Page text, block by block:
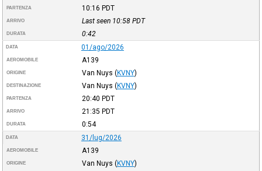
PARTENZA 10:16 PDT
ARRIVO Last seen 10:58 PDT
DURATA 0:42
DATA 01/ago/2026
AEROMOBILE A139
ORIGINE Van Nuys (KVNY)
DESTINAZIONE Van Nuys (KVNY)
PARTENZA 20:40 PDT
ARRIVO 21:35 PDT
DURATA 0:54
DATA 31/lug/2026
AEROMOBILE A139
ORIGINE Van Nuys (KVNY)